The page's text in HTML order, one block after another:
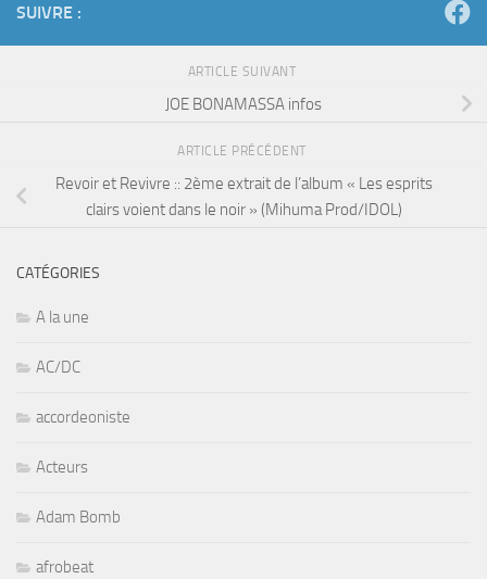
SUIVRE :
ARTICLE SUIVANT
JOE BONAMASSA infos
ARTICLE PRÉCÉDENT
Revoir et Revivre :: 2ème extrait de l’album « Les esprits
clairs voient dans le noir » (Mihuma Prod/IDOL)
CATÉGORIES
A la une
AC/DC
accordeoniste
Acteurs
Adam Bomb
afrobeat